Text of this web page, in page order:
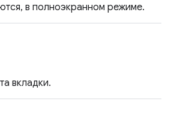
в полноэкранном режиме.
вкладки.